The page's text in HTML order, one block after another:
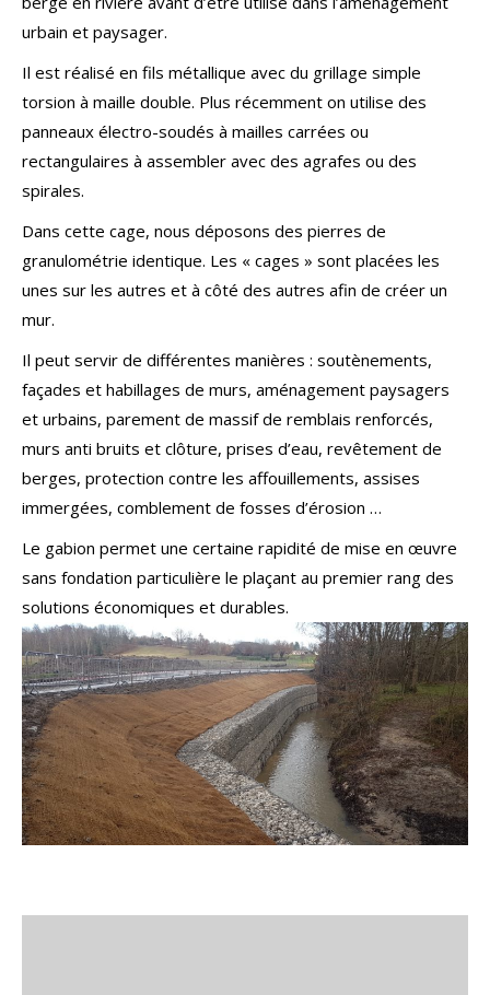
urbain et paysager.
Il est réalisé en fils métallique avec du grillage simple
torsion à maille double. Plus récemment on utilise des
panneaux électro-soudés à mailles carrées ou
rectangulaires à assembler avec des agrafes ou des
spirales.
Dans cette cage, nous déposons des pierres de
granulométrie identique. Les « cages » sont placées les
unes sur les autres et à côté des autres afin de créer un
mur.
Il peut servir de différentes manières : soutènements,
façades et habillages de murs, aménagement paysagers
et urbains, parement de massif de remblais renforcés,
murs anti bruits et clôture, prises d’eau, revêtement de
berges, protection contre les affouillements, assises
immergées, comblement de fosses d’érosion …
Le gabion permet une certaine rapidité de mise en œuvre
sans fondation particulière le plaçant au premier rang des
solutions économiques et durables.